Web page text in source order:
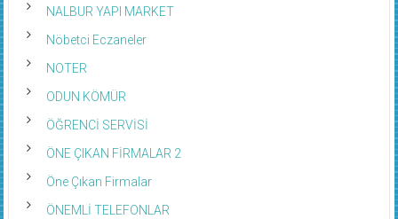
NALBUR YAPI MARKET
Nöbetci Eczaneler
NOTER
ODUN KÖMÜR
ÖĞRENCİ SERVİSİ
ÖNE ÇIKAN FİRMALAR 2
Öne Çıkan Firmalar
ÖNEMLİ TELEFONLAR